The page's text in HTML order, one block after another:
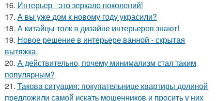
16. Интерьер - это зеркало поколений!
17. А вы уже дом к новому году украсили?
18. А китайцы толк в дизайне интерьеров знают!
19. Новое решение в интерьере ванной - скрытая
вытяжка.
20. А действительно, почему минимализм стал таким
популярным?
21. Такова ситуация: покупательнице квартиры долиной
предложили самой искать мошенников и просить у них